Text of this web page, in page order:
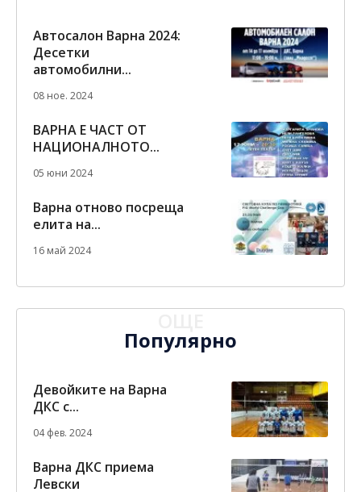
Автосалон Варна 2024:
Десетки
автомобилни...
08 ное. 2024
ВАРНА Е ЧАСТ ОТ
НАЦИОНАЛНОТО...
05 юни 2024
Варна отново посреща
елита на...
16 май 2024
Популярно
Девойките на Варна
ДКС с...
04 фев. 2024
Варна ДКС приема
Левски